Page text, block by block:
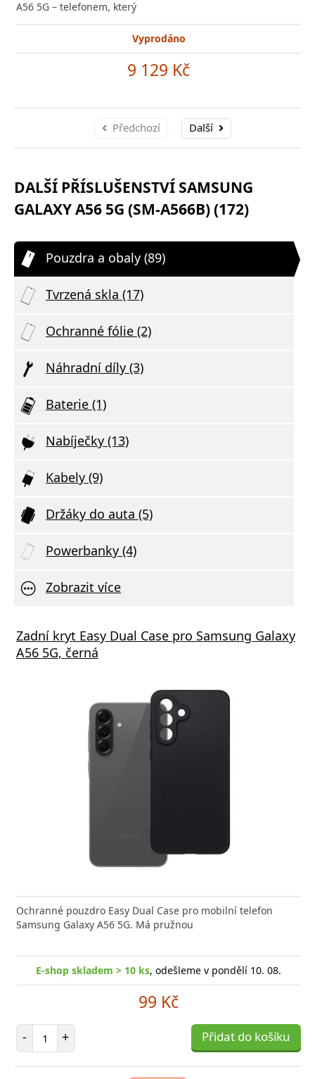
A56 5G – telefonem, který
Vyprodáno
9 129 Kč
Předchozí Další
DALŠÍ PŘÍSLUŠENSTVÍ SAMSUNG
GALAXY A56 5G (SM-A566B) (172)
Pouzdra a obaly (89)
Tvrzená skla (17)
Ochranné fólie (2)
Náhradní díly (3)
Baterie (1)
Nabíječky (13)
Kabely (9)
Držáky do auta (5)
Powerbanky (4)
Zobrazit více
Zadní kryt Easy Dual Case pro Samsung Galaxy
A56 5G, černá
Ochranné pouzdro Easy Dual Case pro mobilní telefon
Samsung Galaxy A56 5G. Má pružnou
E-shop skladem > 10 ks, odešleme v pondělí 10. 08.
99 Kč
- Počet položek
+ Přidat do košíku